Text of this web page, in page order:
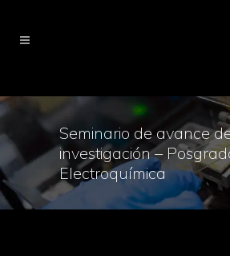
Seminario de avance
investigación –
Electroquímica